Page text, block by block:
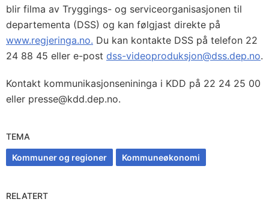
blir filma av Tryggings- og serviceorganisasjonen til
departementa (DSS) og kan følgjast direkte på
www.regjeringa.no. Du kan kontakte DSS på telefon 22
24 88 45 eller e-post dss-videoproduksjon@dss.dep.no.
Kontakt kommunikasjonsenininga i KDD på 22 24 25 00
eller presse@kdd.dep.no.
TEMA
Kommuner og regioner Kommuneøkonomi
RELATERT